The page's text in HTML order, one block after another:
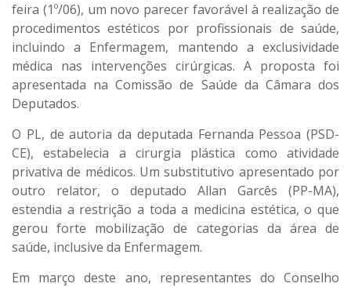
feira (1º/06), um novo parecer favorável à realização de
procedimentos estéticos por profissionais de saúde,
incluindo a Enfermagem, mantendo a exclusividade
médica nas intervenções cirúrgicas. A proposta foi
apresentada na Comissão de Saúde da Câmara dos
Deputados.
O PL, de autoria da deputada Fernanda Pessoa (PSD-
CE), estabelecia a cirurgia plástica como atividade
privativa de médicos. Um substitutivo apresentado por
outro relator, o deputado Allan Garcês (PP-MA),
estendia a restrição a toda a medicina estética, o que
gerou forte mobilização de categorias da área de
saúde, inclusive da Enfermagem.
Em março deste ano, representantes do Conselho